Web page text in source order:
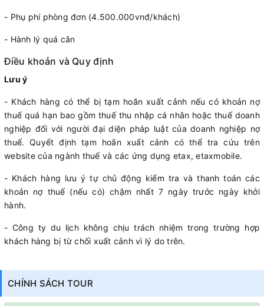
- Phụ phí phòng đơn (4.500.000vnđ/khách)
- Hành lý quá cân
Điều khoản và Quy định
Lưu ý
- Khách hàng có thể bị tạm hoãn xuất cảnh nếu có khoản nợ
thuế quá hạn bao gồm thuế thu nhập cá nhân hoặc thuế doanh
nghiệp đối với người đại diện pháp luật của doanh nghiệp nợ
thuế. Quyết định tạm hoãn xuất cảnh có thể tra cứu trên
website của ngành thuế và các ứng dụng etax, etaxmobile.
- Khách hàng lưu ý tự chủ động kiểm tra và thanh toán các
khoản nợ thuế (nếu có) chậm nhất 7 ngày trước ngày khởi
hành.
- Công ty du lịch không chịu trách nhiệm trong trường hợp
khách hàng bị từ chối xuất cảnh vì lý do trên.
CHÍNH SÁCH TOUR